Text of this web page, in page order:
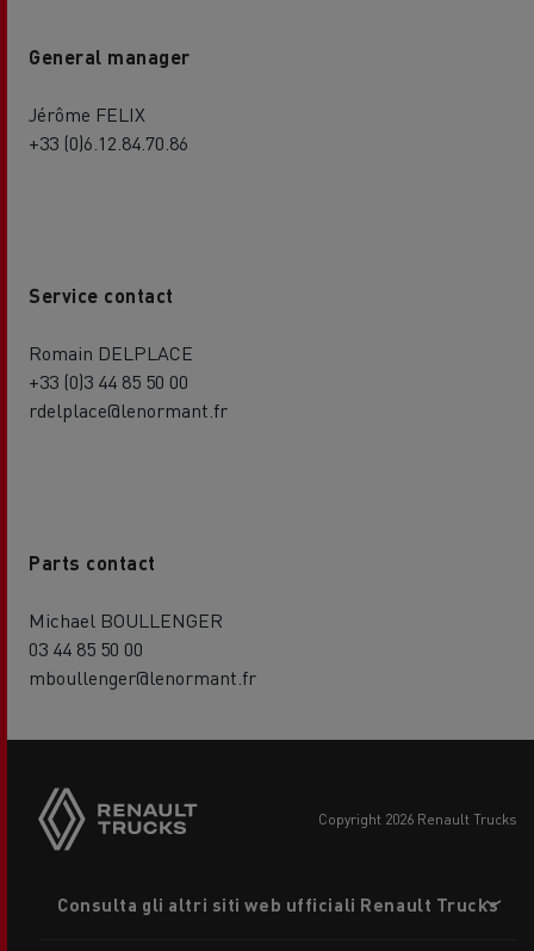
General manager
Jérôme FELIX
+33 (0)6.12.84.70.86
Service contact
Romain DELPLACE
+33 (0)3 44 85 50 00
rdelplace@lenormant.fr
Parts contact
Michael BOULLENGER
03 44 85 50 00
mboullenger@lenormant.fr
copyright 2026 Renault Trucks
menu
Consulta gli altri siti web ufficiali Renault Trucks